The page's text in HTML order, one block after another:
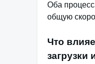
Оба
общую
Что
загрузки